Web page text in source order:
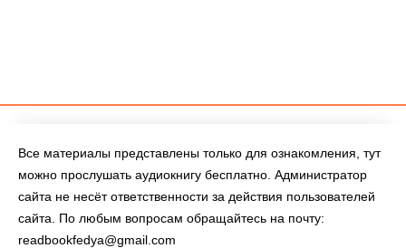
Все материалы представлены только для ознакомления, тут
можно прослушать аудиокнигу бесплатно. Администратор
сайта не несёт ответственности за действия пользователей
сайта. По любым вопросам обращайтесь на почту:
readbookfedya@gmail.com